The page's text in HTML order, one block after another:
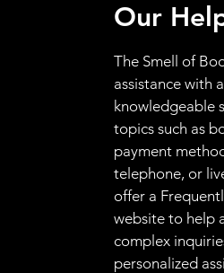
Our
The Smell of
assistance with
knowledgeable
topics such as
payment
telephone, or
offer a
website to help
complex
personalized